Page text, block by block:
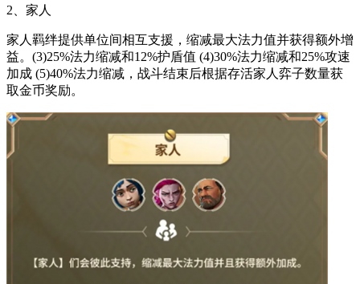
2、家人
家人羁绊提供单位间相互支援，缩减最大法力值并获得额外增
益。(3)25%法力缩减和12%护盾值 (4)30%法力缩减和25%攻速
加成 (5)40%法力缩减，战斗结束后根据存活家人弈子数量获
取金币奖励。